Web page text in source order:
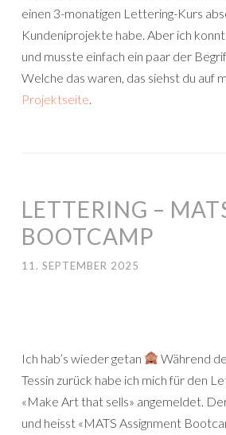
einen 3-monatigen Lettering-Kurs
Kundeniprojekte habe. Aber ich
und musste einfach ein paar der
Welche das waren, das siehst du auf
Projektseite
LETTERING –
BOOTCAMP
11. SEPTEMBER 2025
Ich hab’s wieder getan
Während
Tessin zurück habe ich mich für den
«Make Art that sells» angemeldet.
und heisst «MATS Assignment